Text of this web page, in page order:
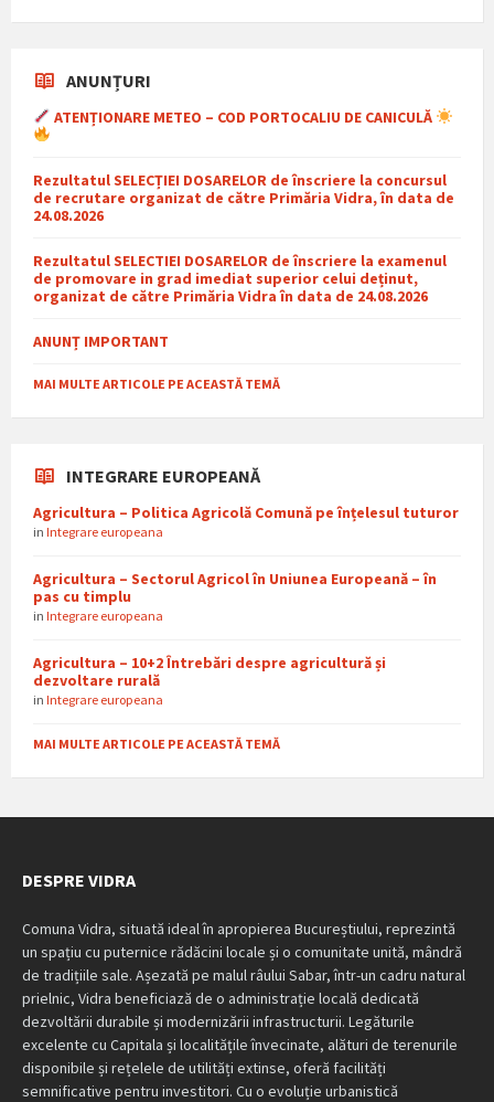
ANUNȚURI
ATENȚIONARE METEO – COD PORTOCALIU DE CANICULĂ
Rezultatul SELECȚIEI DOSARELOR de înscriere la concursul
de recrutare organizat de către Primăria Vidra, în data de
24.08.2026
Rezultatul SELECTIEI DOSARELOR de înscriere la examenul
de promovare in grad imediat superior celui deținut,
organizat de către Primăria Vidra în data de 24.08.2026
ANUNȚ IMPORTANT
MAI MULTE ARTICOLE PE ACEASTĂ TEMĂ
INTEGRARE EUROPEANĂ
Agricultura – Politica Agricolă Comună pe înțelesul tuturor
in Integrare europeana
Agricultura – Sectorul Agricol în Uniunea Europeană – în
pas cu timplu
in Integrare europeana
Agricultura – 10+2 Întrebări despre agricultură și
dezvoltare rurală
in Integrare europeana
MAI MULTE ARTICOLE PE ACEASTĂ TEMĂ
DESPRE VIDRA
Comuna Vidra, situată ideal în apropierea Bucureștiului, reprezintă
un spațiu cu puternice rădăcini locale și o comunitate unită, mândră
de tradițiile sale. Așezată pe malul râului Sabar, într-un cadru natural
prielnic, Vidra beneficiază de o administrație locală dedicată
dezvoltării durabile și modernizării infrastructurii. Legăturile
excelente cu Capitala și localitățile învecinate, alături de terenurile
disponibile și rețelele de utilități extinse, oferă facilități
semnificative pentru investitori. Cu o evoluție urbanistică